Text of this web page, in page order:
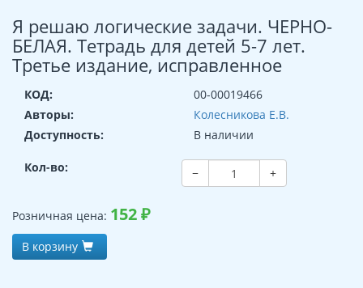
Я решаю логические задачи. ЧЕРНО-
БЕЛАЯ. Тетрадь для детей 5-7 лет.
Третье издание, исправленное
КОД:
00-00019466
Авторы:
Колесникова Е.В.
Доступность:
В наличии
Кол-во: − +
Розничная цена: 152₽
В корзину